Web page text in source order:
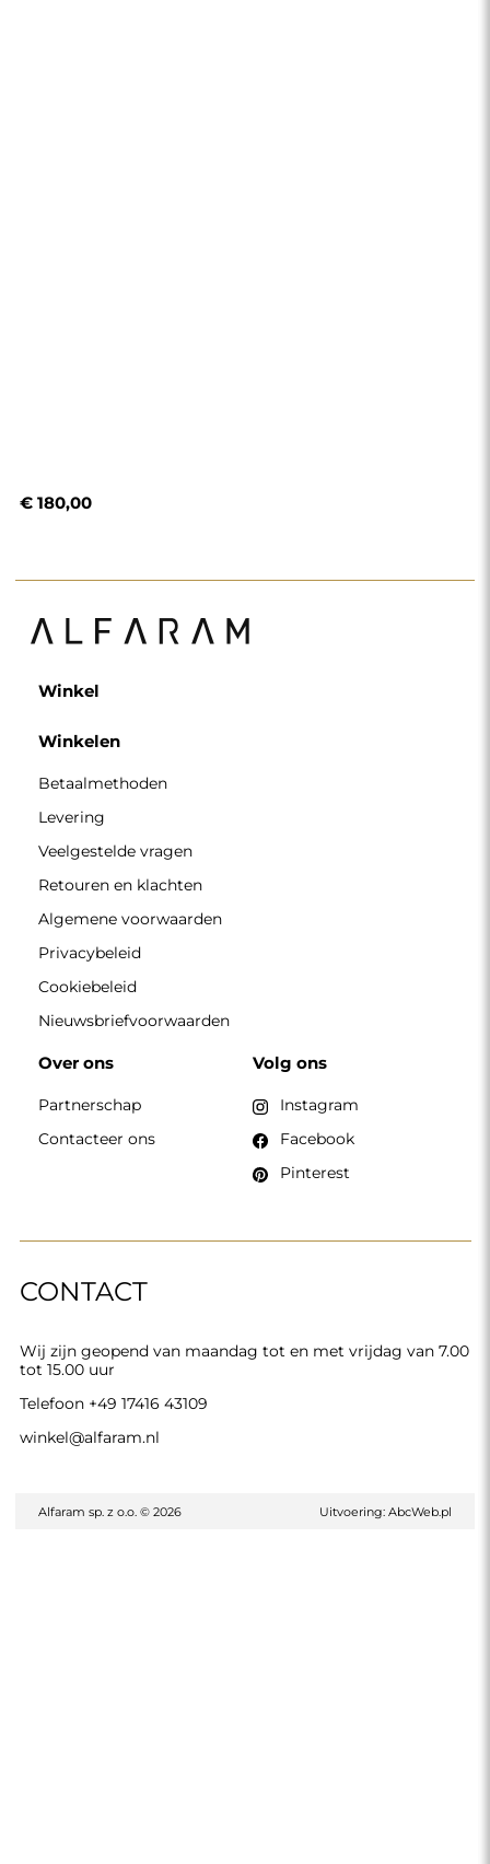
€ 180,00
CONTACT
Wij zijn geopend van maandag tot en met vrijdag van 7.00
tot 15.00 uur
Telefoon +49 17416 43109
winkel@alfaram.nl
Winkel
Winkelen
Betaalmethoden
Levering
Veelgestelde vragen
Retouren en klachten
Algemene voorwaarden
Privacybeleid
Cookiebeleid
Nieuwsbriefvoorwaarden
Over ons
Partnerschap
Contacteer ons
Volg ons
Instagram
Facebook
Pinterest
Alfaram sp. z o.o. © 2026 Uitvoering: AbcWeb.pl